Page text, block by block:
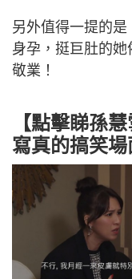
另外值得一提的
身孕，挺巨肚的
敬業！
【點擊睇孫
寫真的搞笑場